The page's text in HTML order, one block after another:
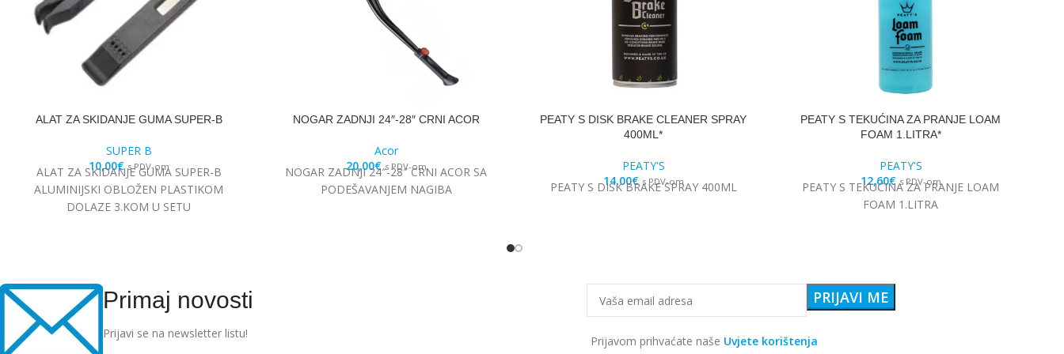
ALAT ZA SKIDANJE GUMA SUPER-B
SUPER B
10,00€ s PDV-om
ALAT ZA SKIDANJE GUMA SUPER-B
ALUMINIJSKI OBLOŽEN PLASTIKOM
DOLAZE 3.KOM U SETU
NOGAR ZADNJI 24″-28″ CRNI ACOR
Acor
20,00€ s PDV-om
NOGAR ZADNJI 24″-28″ CRNI ACOR SA
PODEŠAVANJEM NAGIBA
PEATY S DISK BRAKE CLEANER SPRAY
400ML*
PEATY'S
14,00€ s PDV-om
PEATY S DISK BRAKE SPRAY 400ML
PEATY S TEKUĆINA ZA PRANJE LOAM
FOAM 1.LITRA*
PEATY'S
12,60€ s PDV-om
PEATY S TEKUĆINA ZA PRANJE LOAM
FOAM 1.LITRA
Primaj novosti
Prijavi se na newsletter listu!
Prijavom prihvaćate naše Uvjete korištenja